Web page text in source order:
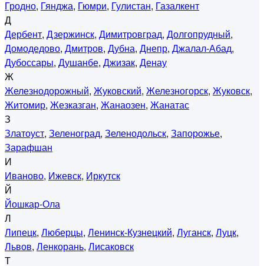
Гродно, Гянджа, Гюмри, Гулистан, Газалкент
Д
Дербент, Дзержинск, Димитровград, Долгопрудный,
Домодедово, Дмитров, Дубна, Днепр, Джалал-Абад,
Дубоссары, Душанбе, Джизак, Денау
Ж
Железнодорожный, Жуковский, Железногорск, Жуковск,
Житомир, Жезказган, Жанаозен, Жанатас
З
Златоуст, Зеленоград, Зеленодольск, Запорожье,
Зарафшан
И
Иваново, Ижевск, Иркутск
Й
Йошкар-Ола
Л
Липецк, Люберцы, Ленинск-Кузнецкий, Луганск, Луцк,
Львов, Ленкорань, Лисаковск
Т